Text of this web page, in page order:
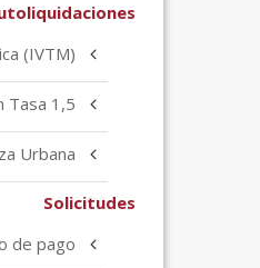
(IVTM)
Tasa 1,5
Urbana
Solicitudes
de pago